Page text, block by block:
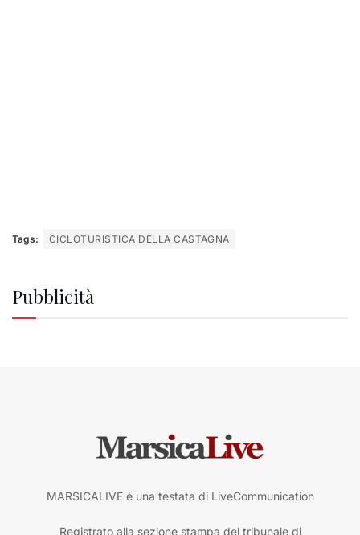
Tags: CICLOTURISTICA DELLA CASTAGNA
Pubblicità
MARSICALIVE è una testata di LiveCommunication
Registrato alla sezione stampa del tribunale di